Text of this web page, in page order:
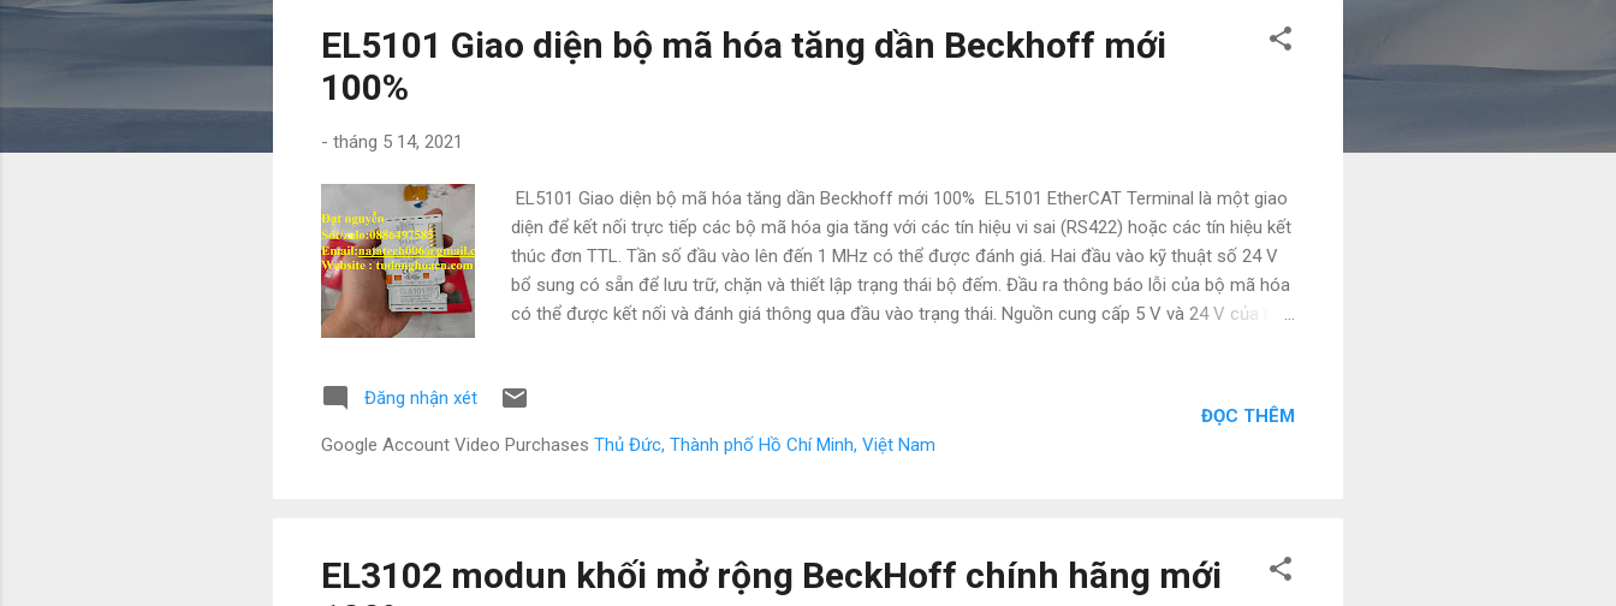
EL5101 Giao diện bộ mã hóa tăng dần Beckhoff mới
100%
- tháng 5 14, 2021
EL5101 Giao diện bộ mã hóa tăng dần Beckhoff mới 100% EL5101 EtherCAT Terminal là một giao
diện để kết nối trực tiếp các bộ mã hóa gia tăng với các tín hiệu vi sai (RS422) hoặc các tín hiệu kết
thúc đơn TTL. Tần số đầu vào lên đến 1 MHz có thể được đánh giá. Hai đầu vào kỹ thuật số 24 V
bổ sung có sẵn để lưu trữ, chặn và thiết lập trạng thái bộ đếm. Đầu ra thông báo lỗi của bộ mã hóa
có thể được kết nối và đánh giá thông qua đầu vào trạng thái. Nguồn cung cấp 5 V và 24 V của bộ
tạo xung Số kênh 1 Kết nối bộ mã hóa 1 x A, B, C: đầu vào vi sai (RS422): A, A̅ (inv), B, B̅ (inv), C, C̅
(inv), kết nối một đầu (TTL): A, B, C , bộ đếm, bộ tạo xung: A, B Đầu vào trạng thái đầu vào bổ sung
5 V DC, đầu vào cổng / chốt 24 V DC Điện áp hoạt động của bộ mã hóa 5 V DC / tối đa. 0,5 A
Đăng nhận xét
Google Account Video Purchases Thủ Đức, Thành phố Hồ Chí Minh, Việt Nam
ĐỌC THÊM
EL3102 modun khối mở rộng BeckHoff chính hãng mới